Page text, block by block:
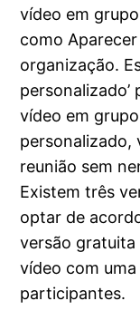
vídeo em
como
organização.
vídeo em
personalizado,
reunião sem
Existem três
optar de
versão
vídeo com
participantes.